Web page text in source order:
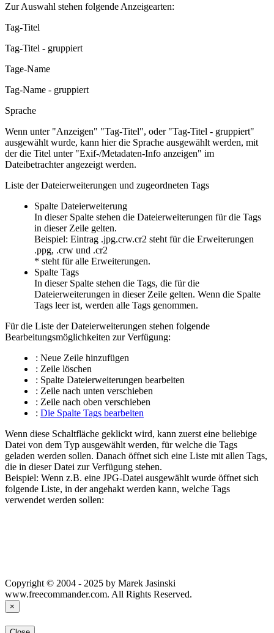
Zur Auswahl stehen folgende Anzeigearten:
Tag-Titel
Tag-Titel - gruppiert
Tage-Name
Tag-Name - gruppiert
Sprache
Wenn unter "Anzeigen" "Tag-Titel", oder "Tag-Titel - gruppiert"
ausgewählt wurde, kann hier die Sprache ausgewählt werden, mit
der die Titel unter "Exif-/Metadaten-Info anzeigen" im
Dateibetrachter angezeigt werden.
Liste der Dateierweiterungen und zugeordneten Tags
Spalte Dateierweiterung
In dieser Spalte stehen die Dateierweiterungen für die Tags
in dieser Zeile gelten.
Beispiel: Eintrag .jpg.crw.cr2 steht für die Erweiterungen
.ppg, .crw und .cr2
* steht für alle Erweiterungen.
Spalte Tags
In dieser Spalte stehen die Tags, die für die
Dateierweiterungen in dieser Zeile gelten. Wenn die Spalte
Tags leer ist, werden alle Tags genommen.
Für die Liste der Dateierweiterungen stehen folgende
Bearbeitungsmöglichkeiten zur Verfügung:
: Neue Zeile hinzufügen
: Zeile löschen
: Spalte Dateierweiterungen bearbeiten
: Zeile nach unten verschieben
: Zeile nach oben verschieben
: Die Spalte Tags bearbeiten
Wenn diese Schaltfläche geklickt wird, kann zuerst eine beliebige
Datei von dem Typ ausgewählt werden, für welche die Tags
geladen werden sollen. Danach öffnet sich eine Liste mit allen Tags,
die in dieser Datei zur Verfügung stehen.
Beispiel: Wenn z.B. eine JPG-Datei ausgewählt wurde öffnet sich
folgende Liste, in der angehakt werden kann, welche Tags
verwendet werden sollen:
Copyright © 2004 - 2025 by Marek Jasinski
www.freecommander.com. All Rights Reserved.
×